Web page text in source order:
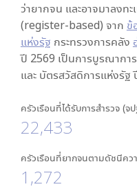
ว่ายากจน และอาจมาลงท
(register-based) จาก ข้
แห่งรัฐ กระทรวงการคลัง
ปี 2569 เป็นการบูรณากา
และ บัตรสวัสดิการแห่งรัฐ
ครัวเรือนที่ได้รับการสำรวจ (จ
22,433
ครัวเรือนที่ยากจนตามดัชนีค
1,272